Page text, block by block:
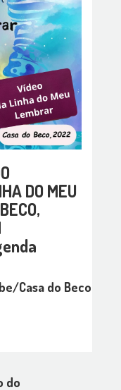
DO MEU
Casa do Beco
do